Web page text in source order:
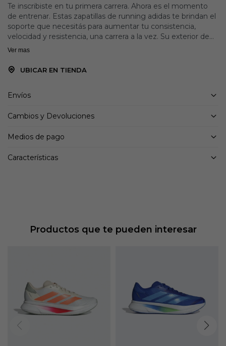
Te inscribiste en tu primera carrera. Ahora es el momento
de entrenar. Estas zapatillas de running adidas te brindan el
soporte que necesitás para aumentar tu consistencia,
velocidad y resistencia, una carrera a la vez. Su exterior de
malla transpirable y la mediasuela LIGHTMOTION del talón
estabilidad para que puedas moverte con fluidez. Una suela
Ajuste clásico
Exterior sintético y de malla textil
Amortiguación LIGHTMOTION
Ver mas
UBICAR EN TIENDA
Envíos
Cambios y Devoluciones
Medios de pago
Características
Productos que te pueden interesar